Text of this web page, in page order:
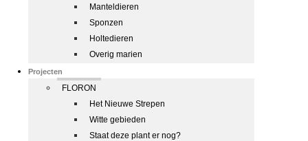
Manteldieren
Sponzen
Holtedieren
Overig marien
Projecten
FLORON
Het Nieuwe Strepen
Witte gebieden
Staat deze plant er nog?